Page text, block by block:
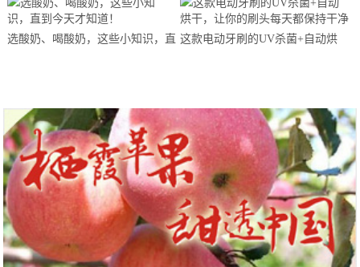
站欢乐开跑
选酸奶、喝酸奶，这些小知识，直 这款电动牙刷的UV杀菌+自动烘